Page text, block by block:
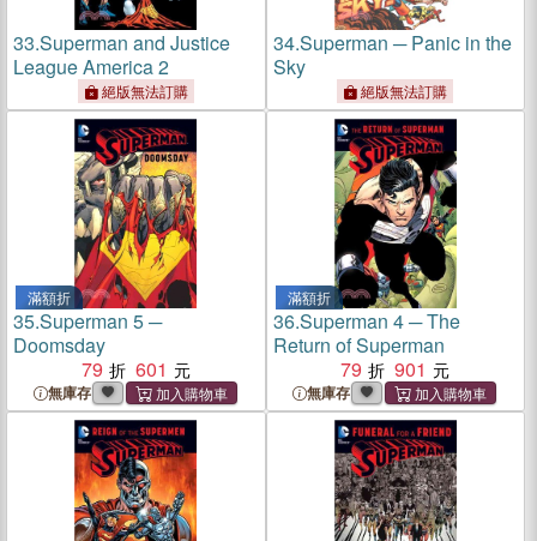
33.Superman and Justice
League America 2
絕版無法訂購
34.Superman ─ Panic in the
Sky
絕版無法訂購
滿額折
35.Superman 5 ─
Doomsday
79
601
無庫存
滿額折
36.Superman 4 ─ The
Return of Superman
79
901
無庫存